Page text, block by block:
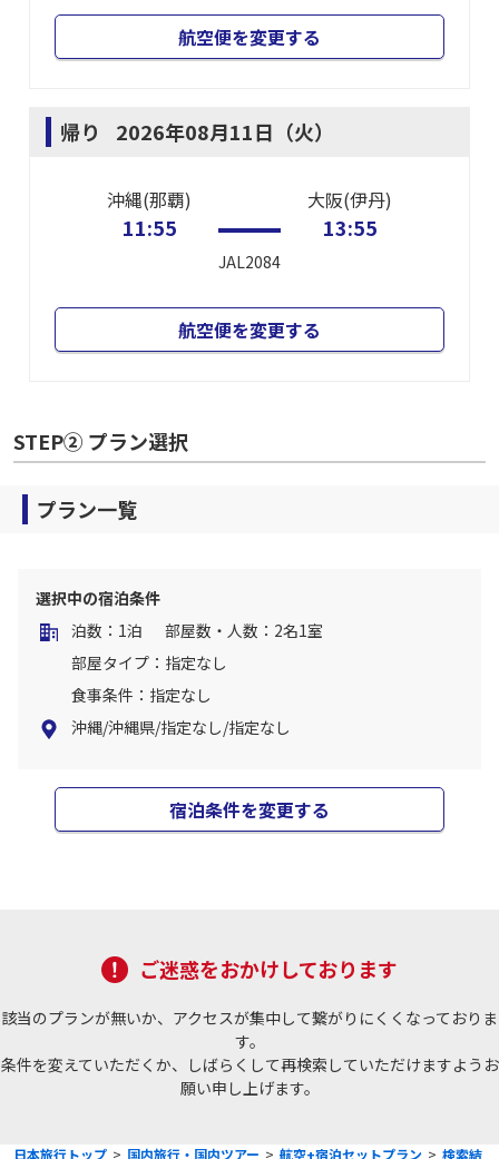
航空便を変更する
帰り 2026年08月11日（火）
沖縄(那覇)
11:55
JAL2084
大阪(伊丹)
13:55
航空便を変更する
STEP② プラン選択
プラン一覧
選択中の宿泊条件
泊数：1泊
部屋数・人数：2名1室
部屋タイプ：指定なし
食事条件：指定なし
沖縄/沖縄県/指定なし/指定なし
宿泊条件を変更する
ご迷惑をおかけしております
該当のプランが無いか、アクセスが集中して繋がりにくくなっておりま
す。
条件を変えていただくか、しばらくして再検索していただけますようお
願い申し上げます。
日本旅行トップ > 国内旅行・国内ツアー > 航空+宿泊セットプラン > 検索結